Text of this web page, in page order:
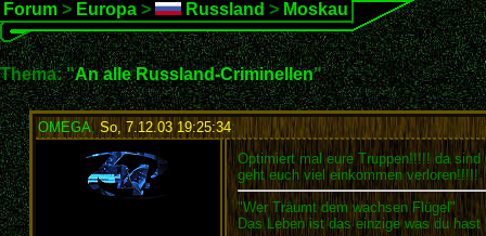
Forum > Europa > Russland > Moskau
Thema: "An alle Russland-Criminellen"
OMEGA, So, 7.12.03 19:25:34:
Optimiert mal eure Truppen!!!!! da
geht euch viel einkommen verloren!!!!!
"Wer Träumt dem wachsen Flügel"
Das Leben ist das einzige was du hast